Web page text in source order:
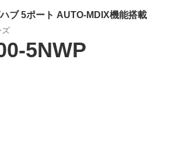
ブ 5ポート AUTO-MDIX機能搭載
5NWP